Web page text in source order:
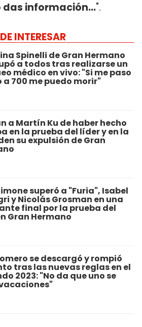
das información...".
INTERESAR
Spinelli de Gran Hermano
a todos tras realizarse un
médico en vivo: "Si me paso
a 700 me puedo morir"
a Martín Ku de haber hecho
en la prueba del líder y en la
su expulsión de Gran
superó a "Furia", Isabel
y Nicolás Grosman en una
final por la prueba del
Gran Hermano
se descargó y rompió
tras las nuevas reglas en el
2023: "No da que uno se